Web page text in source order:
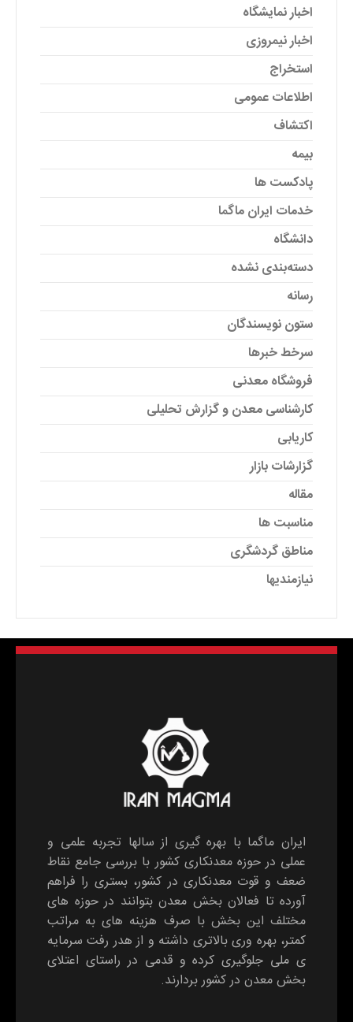
اخبار نمایشگاه
اخبار نیمروزی
استخراج
اطلاعات عمومی
اکتشاف
بیمه
پادکست ها
خدمات ایران ماگما
دانشگاه
دسته‌بندی نشده
رسانه
ستون نویسندگان
سرخط خبرها
فروشگاه معدنی
کارشناسی معدن و گزارش تحلیلی
کاریابی
گزارشات بازار
مقاله
مناسبت ها
مناطق گردشگری
نیازمندیها
ایران ماگما با بهره گیری از سالها تجربه علمی و
عملی در حوزه معدنکاری کشور با بررسی جامع نقاط
ضعف و قوت معدنکاری در کشور، بستری را فراهم
آورده تا فعالان بخش معدن بتوانند در حوزه های
مختلف این بخش با صرف هزینه های به مراتب
کمتر، بهره وری بالاتری داشته و از هدر رفت سرمایه
ی ملی جلوگیری کرده و قدمی در راستای اعتلای
بخش معدن در کشور بردارند.